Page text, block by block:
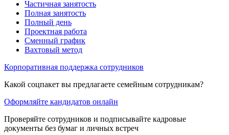
Частичная занятость
Полная занятость
Полный день
Проектная работа
Сменный график
Вахтовый метод
Корпоративная поддержка сотрудников
Какой соцпакет вы предлагаете семейным сотрудникам?
Оформляйте кандидатов онлайн
Проверяйте сотрудников и подписывайте кадровые
документы без бумаг и личных встреч